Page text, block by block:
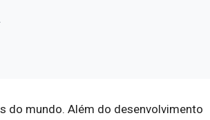
do mundo. Além do desenvolvimento